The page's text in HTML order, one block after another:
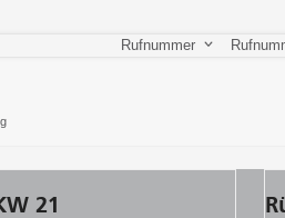
Rufnummer
21